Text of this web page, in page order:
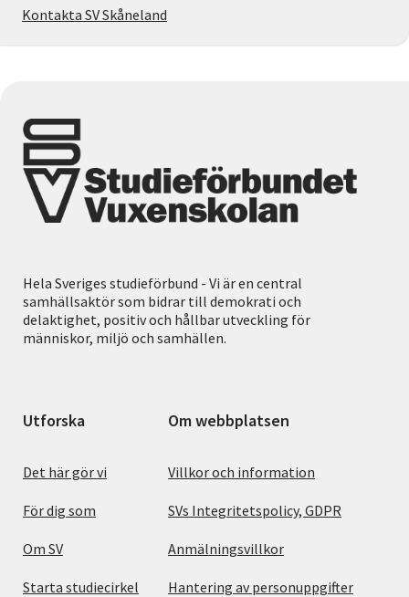
Kontakta SV Skåneland
Hela Sveriges studieförbund - Vi är en central
samhällsaktör som bidrar till demokrati och
delaktighet, positiv och hållbar utveckling för
människor, miljö och samhällen.
Utforska
Det här gör vi
För dig som
Om SV
Starta studiecirkel
Om webbplatsen
Villkor och information
SVs Integritetspolicy, GDPR
Anmälningsvillkor
Hantering av personuppgifter